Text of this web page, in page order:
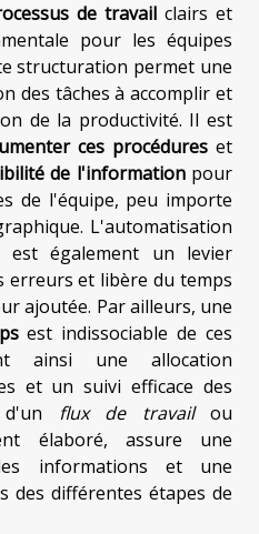
de travail clairs et
pour les équipes
structuration permet une
des tâches à accomplir et
de la productivité. Il est
ces procédureset
de l'informationpour
de l'équipe, peu importe
L'automatisation
est également un levier
erreurs et libère du temps
ajoutée. Par ailleurs, une
est indissociable de ces
ainsi une allocation
et un suivi efficace des
d'un flux de travailou
élaboré, assure une
informations et une
des différentes étapes de